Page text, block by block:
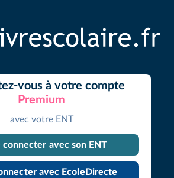
vous à votre compte
Premium
avec votre ENT
connecter avec son ENT
avec EcoleDirecte